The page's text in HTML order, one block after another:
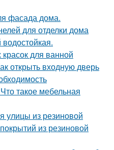
фасада дома.
для отделки дома
красок для ванной
открыть входную дверь
такое мебельная
улицы из резиновой
из резиновой